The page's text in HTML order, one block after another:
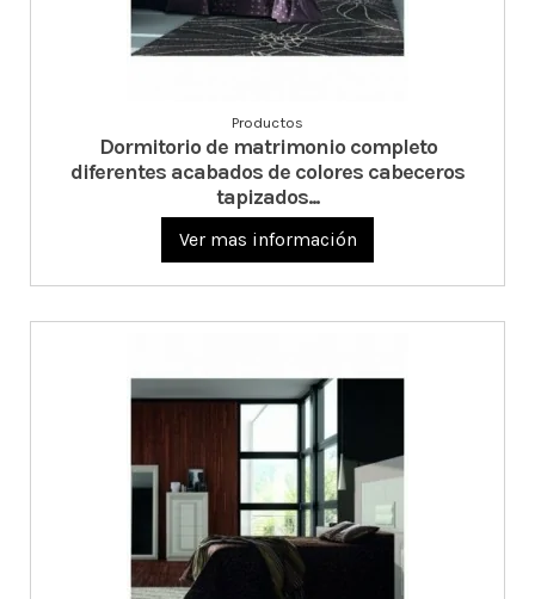
Productos
Dormitorio de matrimonio completo
diferentes acabados de colores cabeceros
tapizados...
Ver mas información